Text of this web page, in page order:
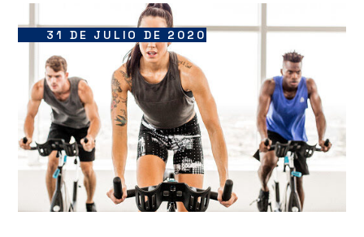
31 DE JULIO DE 2020